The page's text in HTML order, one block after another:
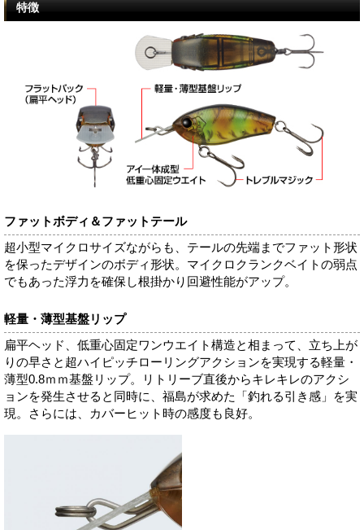
特徴
ファットボディ＆ファットテール
超小型マイクロサイズながらも、テールの先端までファット形状
を保ったデザインのボディ形状。マイクロクランクベイトの弱点
でもあった浮力を確保し根掛かり回避性能がアップ。
軽量・薄型基盤リップ
扁平ヘッド、低重心固定ワンウエイト構造と相まって、立ち上が
りの早さと超ハイピッチローリングアクションを実現する軽量・
薄型0.8ｍｍ基盤リップ。リトリーブ直後からキレキレのアクシ
ョンを発生させると同時に、福島が求めた「釣れる引き感」を実
現。さらには、カバーヒット時の感度も良好。